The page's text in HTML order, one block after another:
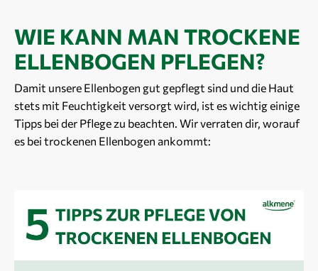
WIE KANN MAN TROCKENE
ELLENBOGEN PFLEGEN?
Damit unsere Ellenbogen gut gepflegt sind und die Haut
stets mit Feuchtigkeit versorgt wird, ist es wichtig einige
Tipps bei der Pflege zu beachten. Wir verraten dir, worauf
es bei trockenen Ellenbogen ankommt: